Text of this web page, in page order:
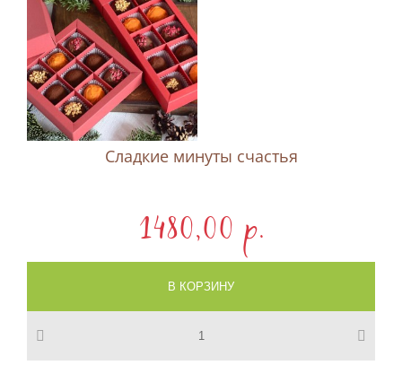
Сладкие минуты счастья
1480,00 p.